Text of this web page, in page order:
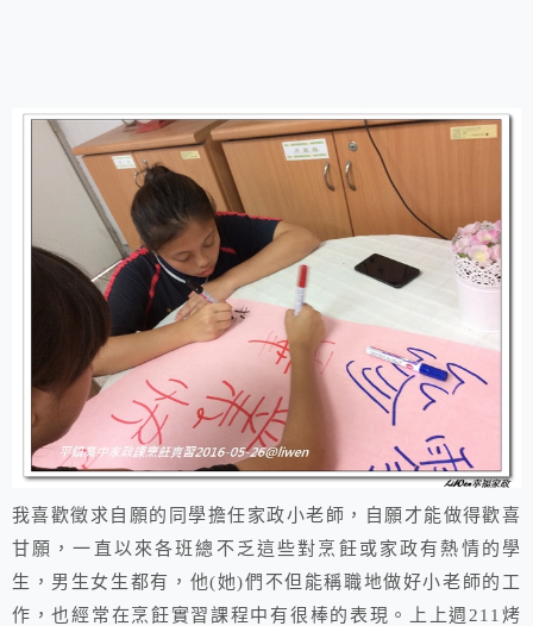
我喜歡徵求自願的同學擔任家政小老師，自願才能做得歡喜
甘願，一直以來各班總不乏這些對烹飪或家政有熱情的學
生，男生女生都有，他(她)們不但能稱職地做好小老師的工
作，也經常在烹飪實習課程中有很棒的表現。上上週211烤